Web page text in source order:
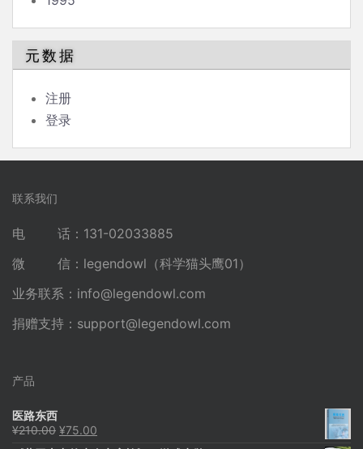
元数据
注册
登录
联系我们
电 话：131-02033885
微 信：legendowl（科学猫头鹰01）
业务联系： info@legendowl.com
捐赠支持： support@legendowl.com
产品
医路东西
¥210.00 原
¥75.00